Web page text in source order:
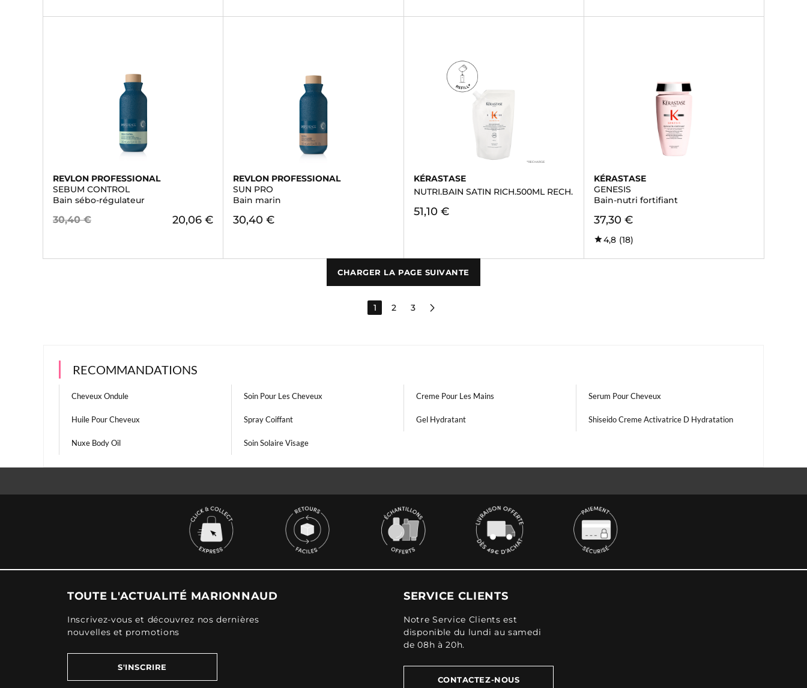
REVLON PROFESSIONAL
SEBUM CONTROL
Bain sébo-régulateur
30,40 € 20,06 €
REVLON PROFESSIONAL
SUN PRO
Bain marin
30,40 €
KÉRASTASE
NUTRI.BAIN SATIN RICH.500ML RECH.
51,10 €
KÉRASTASE
GENESIS
Bain-nutri fortifiant
37,30 €
4,8 (18)
CHARGER LA PAGE SUIVANTE
1 2 3
RECOMMANDATIONS
Cheveux Ondule Soin Pour Les Cheveux Creme Pour Les Mains Serum Pour Cheveux
Huile Pour Cheveux Spray Coiffant Gel Hydratant Shiseido Creme Activatrice D Hydratation
Nuxe Body Oil Soin Solaire Visage
TOUTE L'ACTUALITÉ MARIONNAUD
Inscrivez-vous et découvrez nos dernières
nouvelles et promotions
S'INSCRIRE
SERVICE CLIENTS
Notre Service Clients est
disponible du lundi au samedi
de 08h à 20h.
CONTACTEZ-NOUS